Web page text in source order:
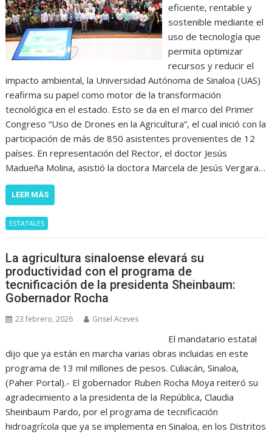
eficiente, rentable y
sostenible mediante el
uso de tecnología que
permita optimizar
recursos y reducir el
impacto ambiental, la Universidad Autónoma de Sinaloa (UAS)
reafirma su papel como motor de la transformación
tecnológica en el estado. Esto se da en el marco del Primer
Congreso “Uso de Drones en la Agricultura”, el cual inició con la
participación de más de 850 asistentes provenientes de 12
países. En representación del Rector, el doctor Jesús
Madueña Molina, asistió la doctora Marcela de Jesús Vergara…
LEER MÁS
ESTATALES
La agricultura sinaloense elevará su
productividad con el programa de
tecnificación de la presidenta Sheinbaum:
Gobernador Rocha
23 febrero, 2026 Grisel Aceves
El mandatario estatal
dijo que ya están en marcha varias obras incluidas en este
programa de 13 mil millones de pesos. Culiacán, Sinaloa,
(Paher Portal).- El gobernador Ruben Rocha Moya reiteró su
agradecimiento a la presidenta de la República, Claudia
Sheinbaum Pardo, por el programa de tecnificación
hidroagrícola que ya se implementa en Sinaloa, en los Distritos